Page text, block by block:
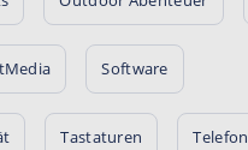
Software
Tastaturen Telefon